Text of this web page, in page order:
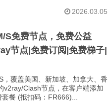
2026.03.05
S免费节点，免费公益
节点|免费订阅|免费梯子|
覆盖美国、新加坡、加拿大、香
v2ray/Clash节点，在客户端添加
餐 (抵扣码：FR666)...